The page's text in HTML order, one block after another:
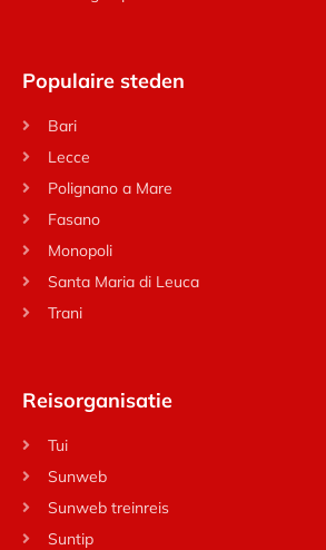
Populaire steden
Bari
Lecce
Polignano a Mare
Fasano
Monopoli
Santa Maria di Leuca
Trani
Reisorganisatie
Tui
Sunweb
Sunweb treinreis
Suntip